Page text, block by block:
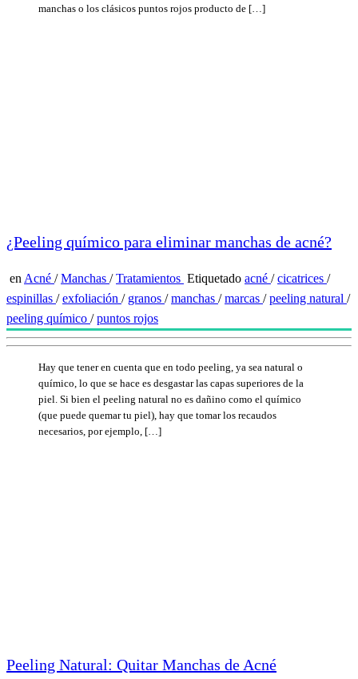
manchas o los clásicos puntos rojos producto de […]
¿Peeling químico para eliminar manchas de acné?
en Acné /Manchas /Tratamientos Etiquetado acné /cicatrices /
espinillas /exfoliación / granos /manchas /marcas /peeling natural /
peeling químico /puntos rojos
Hay que tener en cuenta que en todo peeling, ya sea natural o
químico, lo que se hace es desgastar las capas superiores de la
piel. Si bien el peeling natural no es dañino como el químico
(que puede quemar tu piel), hay que tomar los recaudos
necesarios, por ejemplo, […]
Peeling Natural: Quitar Manchas de Acné